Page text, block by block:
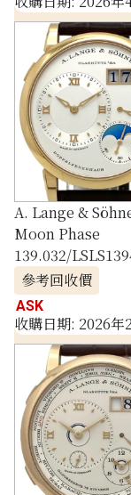
A. Lange &
Moon Phase
139.032/
參考回收價
ASK
收購日期: 2026年